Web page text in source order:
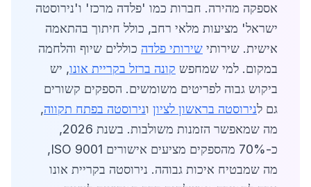
אספקה מהירה. חברות כמו 'פלדה מרכז' ו'נירוסטה
ישראל' מציעות מלאי רחב, כולל חיתוך בהתאמה
אישית. שירותי שירותי פלדה כוללים שיוף והלחמה
במקום. למי שמחפש קונה ברזל בקריית אונו, יש
ביקוש גבוה לפריטים משומשים. הספקים קשורים
גם לנירוסטה בראשון לציון ונירוסטה בפתח תקווה,
מה שמאפשר הזמנות משולבות. בשנת 2026,
כ-70% מהספקים מציעים אישורים ISO 9001,
מה שמבטיח איכות גבוהה. נירוסטה בקריית אונו